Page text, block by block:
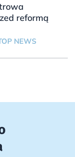
reformą
NEWS